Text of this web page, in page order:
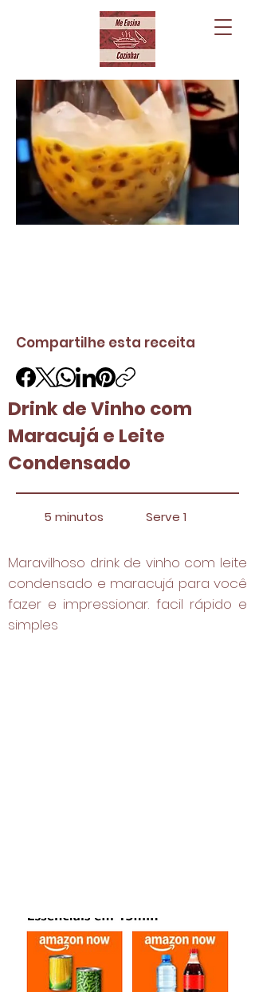
Compartilhe esta receita
Drink de Vinho com
Maracujá e Leite
Condensado
5 minutos Serve 1
Maravilhoso drink de vinho com leite
condensado e maracujá para você
fazer e impressionar. facil rápido e
simples